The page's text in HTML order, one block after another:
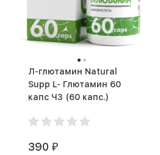
Л-глютамин Natural
Supp L- Глютамин 60
капс ЧЗ (60 капс.)
390 ₽